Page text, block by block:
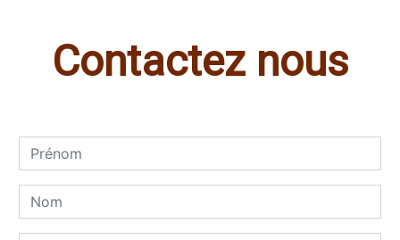
Contactez nous